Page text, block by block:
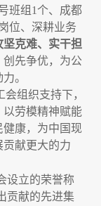
班组 1个、成都
位、深耕业务
克难、实干担
先争优，为公
。
组织支持下，
劳模精神赋能
健康，为中国现
献更大的力
设立的荣誉称
贡献的先进集